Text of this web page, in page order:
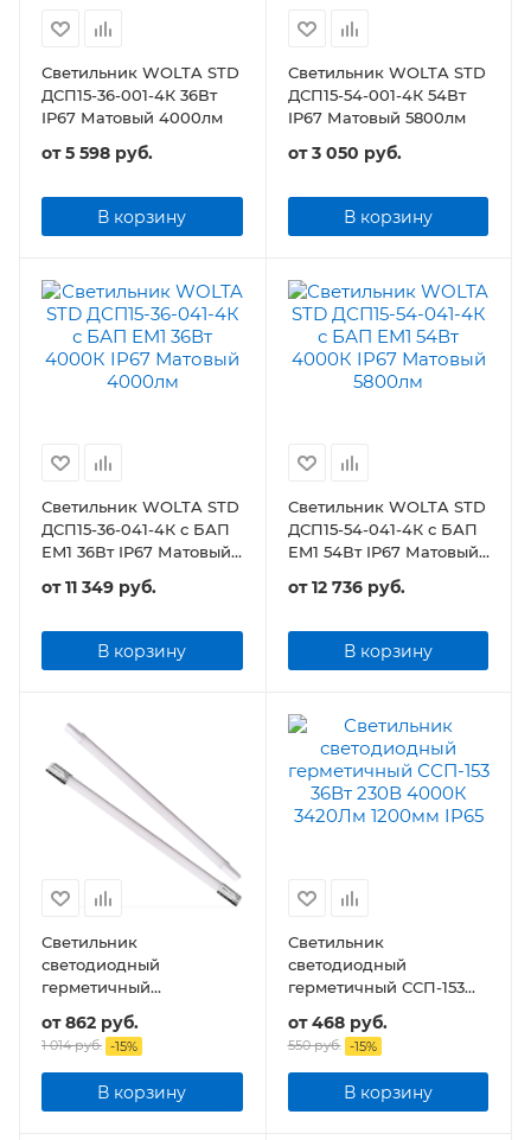
Светильник WOLTA STD
ДСП15-36-001-4К 36Вт
IP67 Матовый 4000лм
от5 598 руб.
В корзину
Светильник WOLTA STD
ДСП15-54-001-4К 54Вт
IP67 Матовый 5800лм
от3 050 руб.
В корзину
Светильник WOLTA STD
ДСП15-36-041-4К с БАП
EM1 36Вт IP67 Матовый
от11 349 руб.
В корзину
Светильник WOLTA STD
ДСП15-54-041-4К с БАП
EM1 54Вт IP67 Матовый
от12 736 руб.
В корзину
Светильник
светодиодный
герметичный
36Вт 230В 4500Лм
125лм/Вт 1200мм IP65
от862 руб.
1 014 руб. -15%
В корзину
Светильник
светодиодный
герметичный ССП-153
1200мм IP65
от468 руб.
550 руб. -15%
В корзину